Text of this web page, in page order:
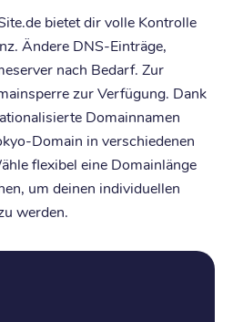
bietet dir volle Kontrolle
Ändere DNS-Einträge,
nach Bedarf. Zur
zur Verfügung. Dank
Domainnamen
Domain in verschiedenen
flexibel eine Domainlänge
um deinen individuellen
werden.